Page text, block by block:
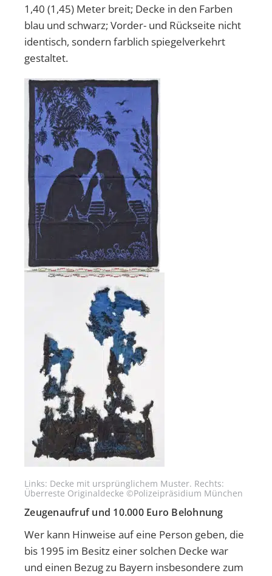
1,40 (1,45) Meter breit; Decke in den Farben
blau und schwarz; Vorder- und Rückseite nicht
identisch, sondern farblich spiegelverkehrt
gestaltet.
Links: Decke mit ursprünglichem Muster. Rechts:
Überreste Originaldecke ©Polizeipräsidium München
Zeugenaufruf und 10.000 Euro Belohnung
Wer kann Hinweise auf eine Person geben, die
bis 1995 im Besitz einer solchen Decke war
und einen Bezug zu Bayern insbesondere zum